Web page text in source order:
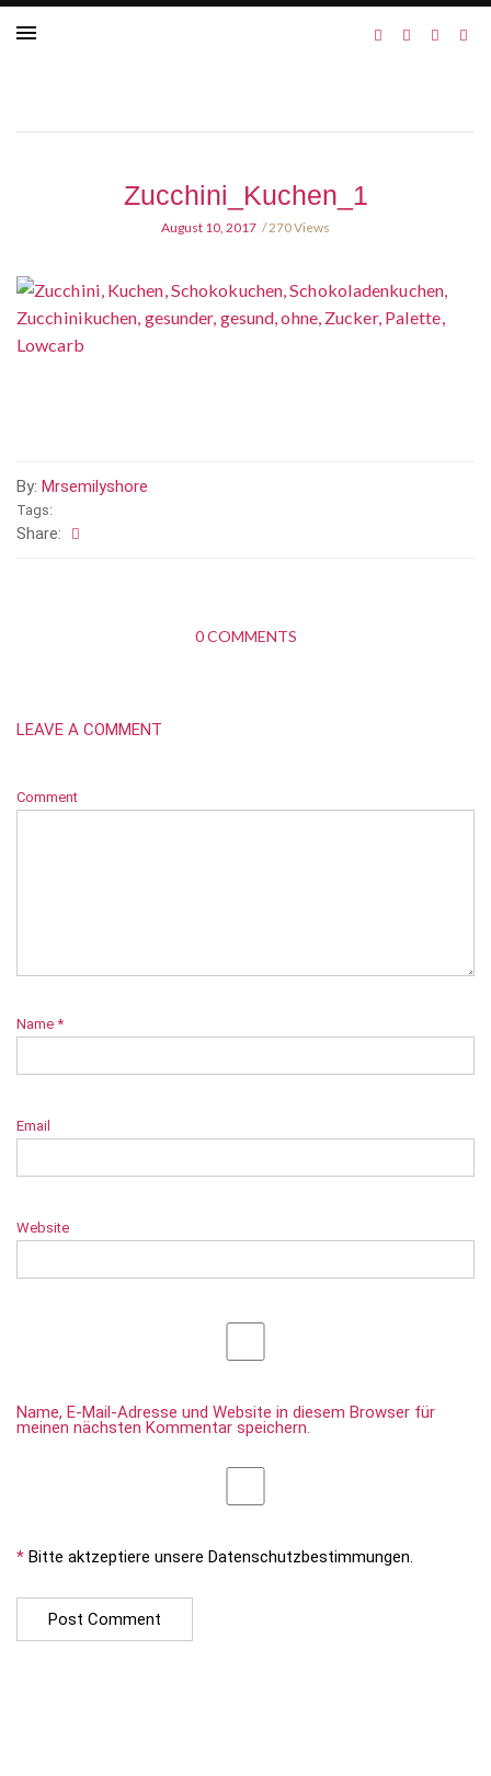
Zucchini_Kuchen_1
August 10, 2017 270 Views
By: Mrsemilyshore
Tags:
Share:
0 COMMENTS
LEAVE A COMMENT
Comment
Name *
Email
Website
Name, E-Mail-Adresse und Website in diesem Browser für
meinen nächsten Kommentar speichern.
* Bitte aktzeptiere unsere Datenschutzbestimmungen.